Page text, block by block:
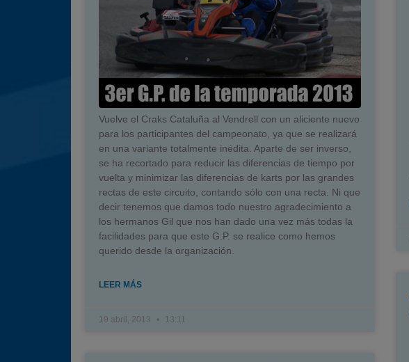
Vuelve el Craks Cataluña al Vendrell con un aliciente nuevo
para los participantes del campeonato, ya que se realizará
en una variante totalmente inédita. Aparte de ser inverso,
se ha recortado para reducir las diferencias de tiempo por
vuelta y minimizar las diferencias de karts por las grandes
rectas de este circuito, contando sólo con una recta. Ni que
decir tenemos que damos todo nuestro agradecimiento a
los hermanos Gil que nos han dado una vez más todas la
facilidades para que este G.P. se realice como hemos
querido desde la organización.
LEER MÁS
19 abril, 2013 13:11